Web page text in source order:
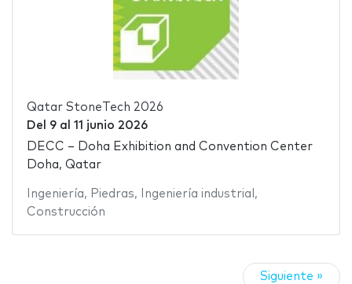
Qatar StoneTech 2026
Del 9al 11 junio 2026
DECC – Doha Exhibition and Convention Center
Doha, Qatar
Ingeniería, Piedras, Ingeniería industrial ,
Construcción
Siguiente »